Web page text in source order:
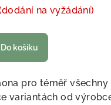
na vyžádání)
Do košíku
pro téměř všechny
variantách od